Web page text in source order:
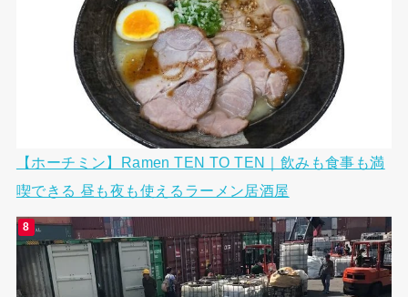
【ホーチミン】Ramen TEN TO TEN｜飲みも食事も満
喫できる 昼も夜も使えるラーメン居酒屋